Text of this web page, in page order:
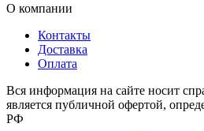
О компании
Контакты
Доставка
Оплата
Вся информация на сайте носит
является публичной офертой,
РФ